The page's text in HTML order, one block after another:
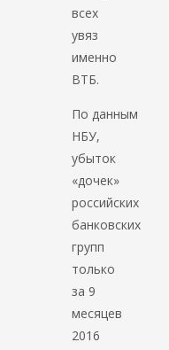
всех
увяз
именно
ВТБ.
По данным
НБУ,
убыток
«дочек»
российских
банковских
групп
только
за 9
месяцев
2016